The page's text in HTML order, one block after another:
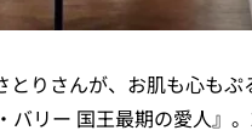
りさんが、お肌も心もぷ
リー 国王最期の愛人』